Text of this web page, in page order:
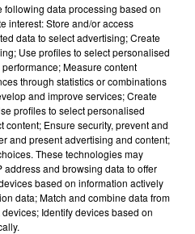
following data processing based on
interest: Store and/or access
data to select advertising; Create
Use profiles to select personalised
Measure content
through statistics or combinations
and improve services; Create
profiles to select personalised
content; Ensure security, prevent and
and present advertising and content;
These technologies may
and browsing data to offer
based on information actively
data; Match and combine data from
Identify devices based on